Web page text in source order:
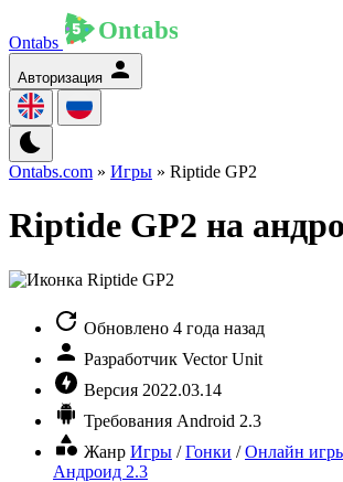
Ontabs
Авторизация
Ontabs.com » Игры » Riptide GP2
Riptide GP2 на
Обновлено 4 года назад
Разработчик Vector Unit
Версия 2022.03.14
Требования Android 2.3
Жанр Игры /Гонки /Онлайн
Андроид 2.3